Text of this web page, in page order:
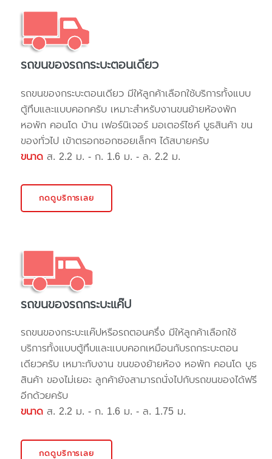
รถขนของรถกระบะตอนเดียว
รถขนของกระบะตอนเดียว มีให้ลูกค้าเลือกใช้บริการทั้งแบบ
ตู้ทึบและแบบคอกครับ เหมาะสำหรับงานขนย้ายห้องพัก
หอพัก คอนโด บ้าน เฟอร์นิเจอร์ มอเตอร์ไซค์ บูธสินค้า ขน
ของทั่วไป เข้าตรอกซอกซอยเล็กๆ ได้สบายครับ
ขนาด ส. 2.2 ม. - ก. 1.6 ม. - ล. 2.2 ม.
กดดูบริการเลย
รถขนของรถกระบะแค๊ป
รถขนของกระบะแค๊ปหรือรถตอนครึ่ง มีให้ลูกค้าเลือกใช้
บริการทั้งแบบตู้ทึบและแบบคอกเหมือนกับรถกระบะตอน
เดียวครับ เหมาะกับงาน ขนของย้ายห้อง หอพัก คอนโด บูธ
สินค้า ของไม่เยอะ ลูกค้ายังสามารถนั่งไปกับรถขนของได้ฟรี
อีกด้วยครับ
ขนาด ส. 2.2 ม. - ก. 1.6 ม. - ล. 1.75 ม.
กดดูบริการเลย